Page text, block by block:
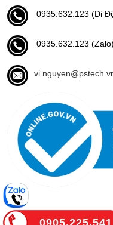
0935.632.123 (Di
0935.632.123 (Zalo)
0905.225.541